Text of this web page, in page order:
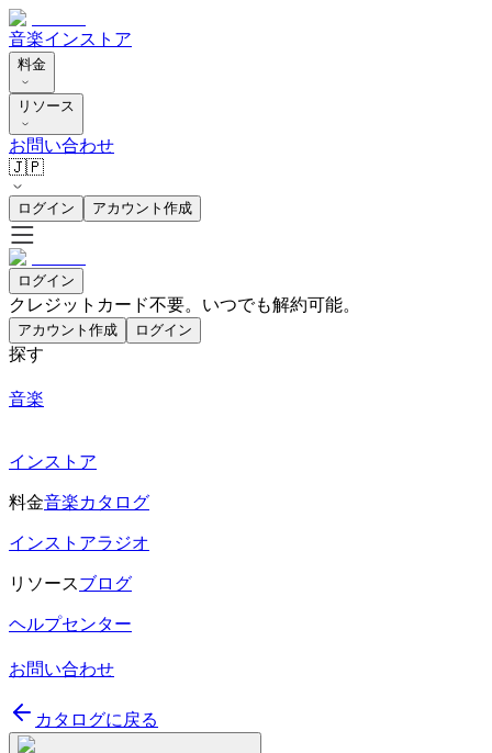
音楽インストア
料金
リソース
お問い合わせ
🇯🇵
ログイン アカウント作成
ログイン
クレジットカード不要。いつでも解約可能。
アカウント作成 ログイン
探す
音楽
インストア
料金音楽カタログ
インストアラジオ
リソースブログ
ヘルプセンター
お問い合わせ
カタログに戻る